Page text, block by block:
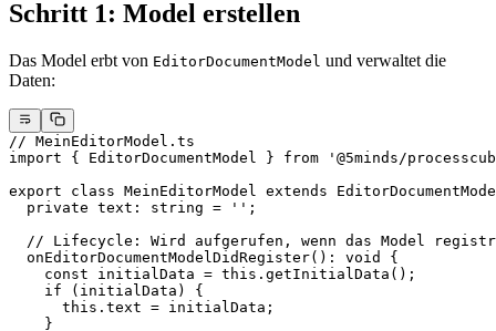
Schritt 1: Model erstellen
Das Model erbt von EditorDocumentModel und verwaltet die
Daten:
// MeinEditorModel.ts
import { EditorDocumentModel } from '@5minds/
export class MeinEditorModel extends
  private
text : string = '' ;
// Lifecycle: Wird aufgerufen, wenn das Model
  onEditorDocumentModelDidRegister
() : void
{
    const
initialData = this . getInitialData ();
    if
(initialData) {
      this
.text = initialData;
    }